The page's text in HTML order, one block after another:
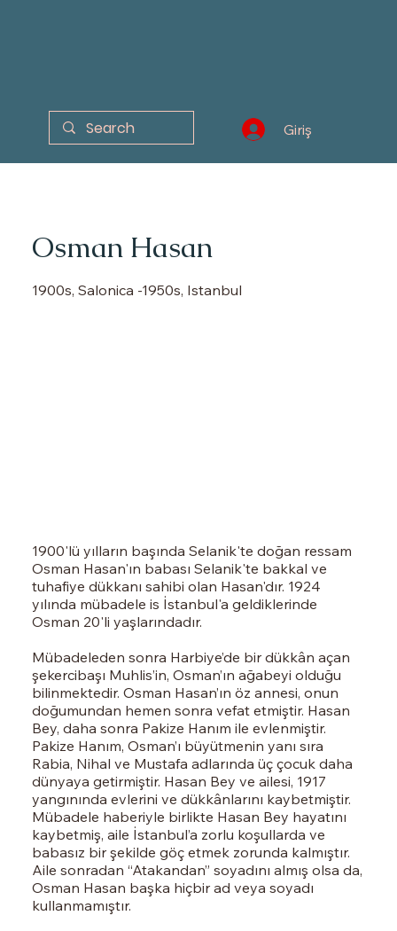
Giriş
Osman Hasan
1900s, Salonica -1950s, Istanbul
1900'lü yılların başında Selanik'te doğan ressam
Osman Hasan'ın babası Selanik'te bakkal ve
tuhafiye dükkanı sahibi olan Hasan'dır. 1924
yılında mübadele is İstanbul'a geldiklerinde
Osman 20'li yaşlarındadır.
Mübadeleden sonra Harbiye’de bir dükkân açan
şekercibaşı Muhlis’in, Osman’ın ağabeyi olduğu
bilinmektedir. Osman Hasan’ın öz annesi, onun
doğumundan hemen sonra vefat etmiştir. Hasan
Bey, daha sonra Pakize Hanım ile evlenmiştir.
Pakize Hanım, Osman’ı büyütmenin yanı sıra
Rabia, Nihal ve Mustafa adlarında üç çocuk daha
dünyaya getirmiştir. Hasan Bey ve ailesi, 1917
yangınında evlerini ve dükkânlarını kaybetmiştir.
Mübadele haberiyle birlikte Hasan Bey hayatını
kaybetmiş, aile İstanbul’a zorlu koşullarda ve
babasız bir şekilde göç etmek zorunda kalmıştır.
Aile sonradan “Atakandan” soyadını almış olsa da,
Osman Hasan başka hiçbir ad veya soyadı
kullanmamıştır.